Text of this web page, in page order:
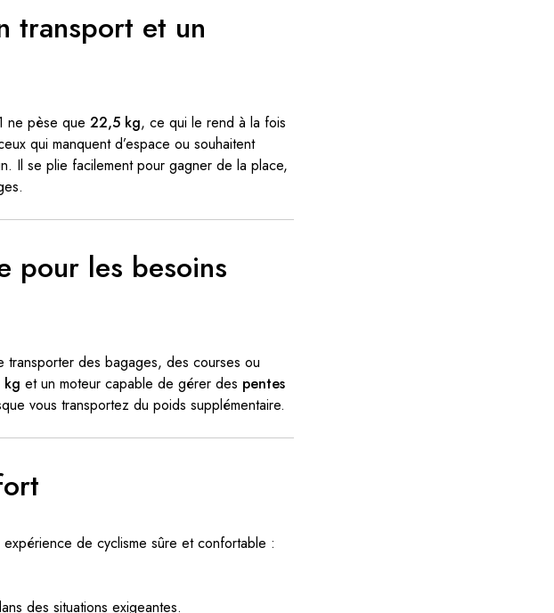
transport et un
ne pèse que 22,5 kg, ce qui le rend à la fois
qui manquent d’espace ou souhaitent
Il se plie facilement pour gagner de la place,
pour les besoins
transporter des bagages, des courses ou
kg et un moteur capable de gérer des pentes
vous transportez du poids supplémentaire.
de cyclisme sûre et confortable :
des situations exigeantes.